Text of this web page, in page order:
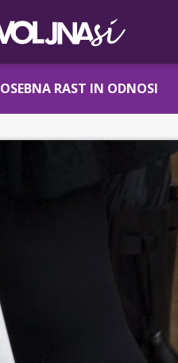
OSEBNA RAST IN ODNOSI